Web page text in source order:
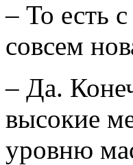
– То есть
совсем
– Да.
высокие
уровню